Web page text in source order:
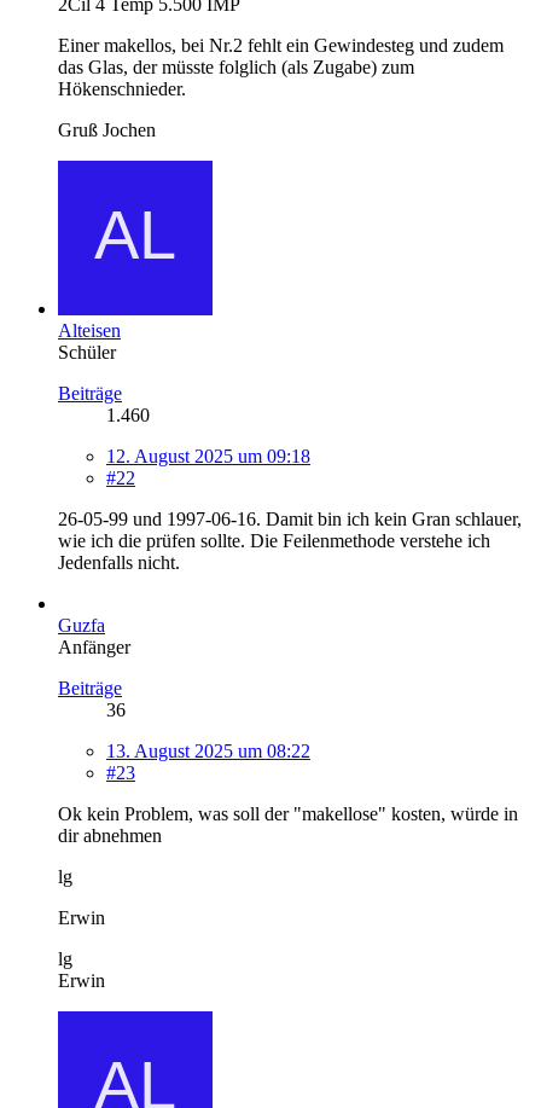
Einer makellos, bei Nr.2 fehlt ein Gewindesteg und zudem
das Glas, der müsste folglich (als Zugabe) zum
Hökenschnieder.
Gruß Jochen
Alteisen
Schüler
Beiträge
1.460
12. August 2025 um 09:18
#22
26-05-99 und 1997-06-16. Damit bin ich kein Gran schlauer,
wie ich die prüfen sollte. Die Feilenmethode verstehe ich
Jedenfalls nicht.
Guzfa
Anfänger
Beiträge
36
13. August 2025 um 08:22
#23
Ok kein Problem, was soll der "makellose" kosten, würde in
dir abnehmen
lg
Erwin
lg
Erwin